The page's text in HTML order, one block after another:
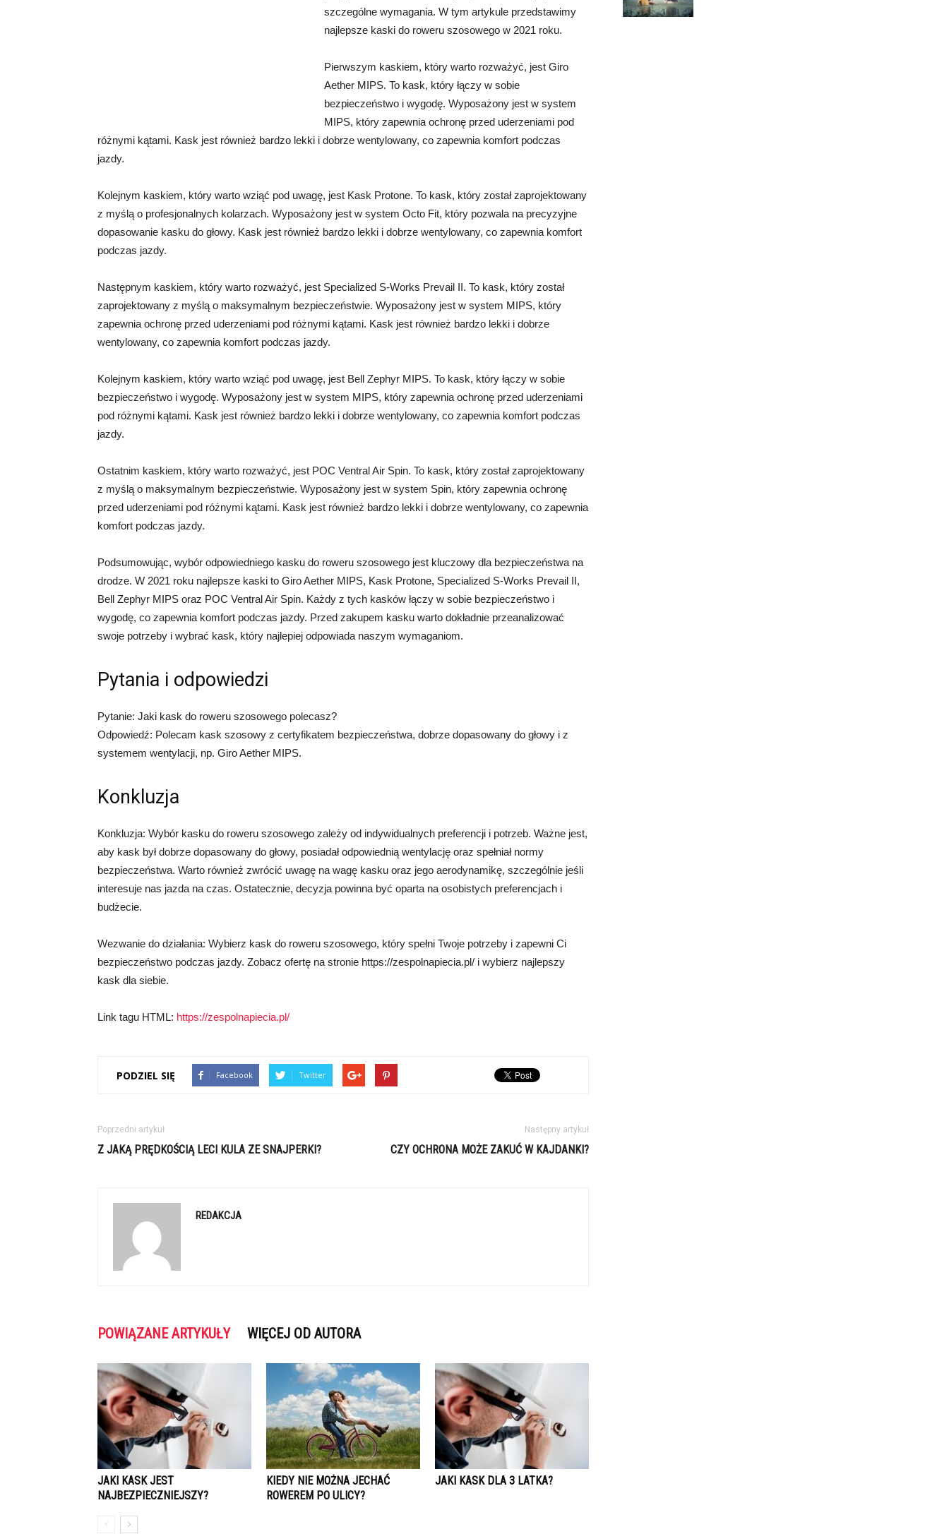
szczególne wymagania. W tym artykule przedstawimy
najlepsze kaski do roweru szosowego w 2021 roku.
Pierwszym kaskiem, który warto rozważyć, jest Giro
Aether MIPS. To kask, który łączy w sobie
bezpieczeństwo i wygodę. Wyposażony jest w system
MIPS, który zapewnia ochronę przed uderzeniami pod
różnymi kątami. Kask jest również bardzo lekki i dobrze wentylowany, co zapewnia komfort podczas
jazdy.
Kolejnym kaskiem, który warto wziąć pod uwagę, jest Kask Protone. To kask, który został zaprojektowany
z myślą o profesjonalnych kolarzach. Wyposażony jest w system Octo Fit, który pozwala na precyzyjne
dopasowanie kasku do głowy. Kask jest również bardzo lekki i dobrze wentylowany, co zapewnia komfort
podczas jazdy.
Następnym kaskiem, który warto rozważyć, jest Specialized S-Works Prevail II. To kask, który został
zaprojektowany z myślą o maksymalnym bezpieczeństwie. Wyposażony jest w system MIPS, który
zapewnia ochronę przed uderzeniami pod różnymi kątami. Kask jest również bardzo lekki i dobrze
wentylowany, co zapewnia komfort podczas jazdy.
Kolejnym kaskiem, który warto wziąć pod uwagę, jest Bell Zephyr MIPS. To kask, który łączy w sobie
bezpieczeństwo i wygodę. Wyposażony jest w system MIPS, który zapewnia ochronę przed uderzeniami
pod różnymi kątami. Kask jest również bardzo lekki i dobrze wentylowany, co zapewnia komfort podczas
jazdy.
Ostatnim kaskiem, który warto rozważyć, jest POC Ventral Air Spin. To kask, który został zaprojektowany
z myślą o maksymalnym bezpieczeństwie. Wyposażony jest w system Spin, który zapewnia ochronę
przed uderzeniami pod różnymi kątami. Kask jest również bardzo lekki i dobrze wentylowany, co zapewnia
komfort podczas jazdy.
Podsumowując, wybór odpowiedniego kasku do roweru szosowego jest kluczowy dla bezpieczeństwa na
drodze. W 2021 roku najlepsze kaski to Giro Aether MIPS, Kask Protone, Specialized S-Works Prevail II,
Bell Zephyr MIPS oraz POC Ventral Air Spin. Każdy z tych kasków łączy w sobie bezpieczeństwo i
wygodę, co zapewnia komfort podczas jazdy. Przed zakupem kasku warto dokładnie przeanalizować
swoje potrzeby i wybrać kask, który najlepiej odpowiada naszym wymaganiom.
Pytania i odpowiedzi
Pytanie: Jaki kask do roweru szosowego polecasz?
Odpowiedź: Polecam kask szosowy z certyfikatem bezpieczeństwa, dobrze dopasowany do głowy i z
systemem wentylacji, np. Giro Aether MIPS.
Konkluzja
Konkluzja: Wybór kasku do roweru szosowego zależy od indywidualnych preferencji i potrzeb. Ważne jest,
aby kask był dobrze dopasowany do głowy, posiadał odpowiednią wentylację oraz spełniał normy
bezpieczeństwa. Warto również zwrócić uwagę na wagę kasku oraz jego aerodynamikę, szczególnie jeśli
interesuje nas jazda na czas. Ostatecznie, decyzja powinna być oparta na osobistych preferencjach i
budżecie.
Wezwanie do działania: Wybierz kask do roweru szosowego, który spełni Twoje potrzeby i zapewni Ci
bezpieczeństwo podczas jazdy. Zobacz ofertę na stronie https://zespolnapiecia.pl/ i wybierz najlepszy
kask dla siebie.
Link tagu HTML: https://zespolnapiecia.pl/
PODZIEL SIĘ Facebook Twitter
Poprzedni artykuł
Z JAKĄ PRĘDKOŚCIĄ LECI KULA ZE SNAJPERKI?
Następny artykuł
CZY OCHRONA MOŻE ZAKUĆ W KAJDANKI?
REDAKCJA
POWIĄZANE ARTYKUŁY WIĘCEJ OD AUTORA
JAKI KASK JEST
NAJBEZPIECZNIEJSZY?
KIEDY NIE MOŻNA JECHAĆ
ROWEREM PO ULICY?
JAKI KASK DLA 3 LATKA?